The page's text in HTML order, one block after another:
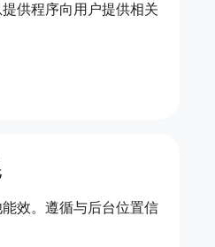
供程序向用户提供相关
效。遵循与后台位置信